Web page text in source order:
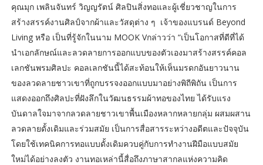
คุณมุก เพลินจันทร์ วิญญรัตน์ ศิลปินสิ่งทอและผู้เชี่ยวชาญในการ
สร้างสรรค์งานศิลป์จากผ้าและวัสดุต่าง ๆ เจ้าของแบรนด์ Beyond
Living หรือ เป็นที่รู้จักในนาม MOOK Vกล่าวว่า “เป็นโอกาสที่ดีที่ได้
นำเอกลักษณ์และลวดลายการออกแบบของตัวเองมาสร้างสรรค์คอล
เลกชันพรมศิลปะ คอลเลกชันนี้ได้สะท้อนให้เห็นมรดกอันยาวนาน
ของลวดลายชาวเขาที่ถูกบรรจงออกแบบมาอย่างพิถีพิถัน เป็นการ
แสดงออกถึงศิลปะที่ฝังลึกในวัฒนธรรมผ้าทอของไทย ได้รับแรง
บันดาลใจมาจากลวดลายชาวเขาพื้นเมืองหลากหลายกลุ่ม ผสมผสาน
ลวดลายดั้งเดิมและร่วมสมัย เป็นการสื่อสารระหว่างอดีตและปัจจุบัน
โดยใช้เทคนิคการทอแบบดั้งเดิมควบคู่กับการทำงานฝีมือแบบสมัย
ใหม่ได้อย่างลงตัว งานทอเหล่านี้สื่อถึงภาษาสากลแห่งความคิด